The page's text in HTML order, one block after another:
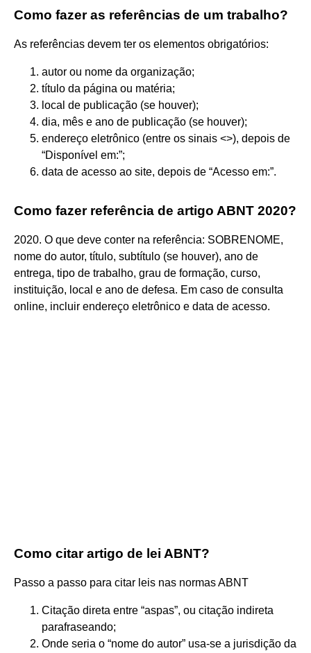
Como fazer as referências de um trabalho?
As referências devem ter os elementos obrigatórios:
autor ou nome da organização;
título da página ou matéria;
local de publicação (se houver);
dia, mês e ano de publicação (se houver);
endereço eletrônico (entre os sinais <>), depois de
“Disponível em:”;
data de acesso ao site, depois de “Acesso em:”.
Como fazer referência de artigo ABNT 2020?
2020. O que deve conter na referência: SOBRENOME,
nome do autor, título, subtítulo (se houver), ano de
entrega, tipo de trabalho, grau de formação, curso,
instituição, local e ano de defesa. Em caso de consulta
online, incluir endereço eletrônico e data de acesso.
Como citar artigo de lei ABNT?
Passo a passo para citar leis nas normas ABNT
Citação direta entre “aspas”, ou citação indireta
parafraseando;
Onde seria o “nome do autor” usa-se a jurisdição da